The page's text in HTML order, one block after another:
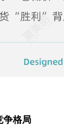
争格局